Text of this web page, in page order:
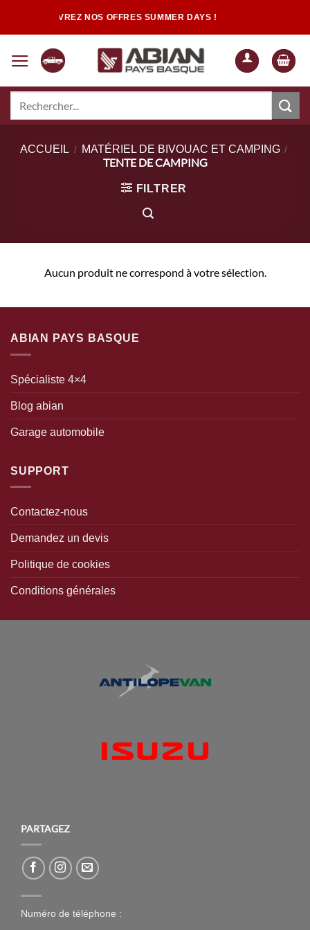
DÉCOUVREZ NOS OFFRES SUMMER DAYS !
Quand les résultats de l'auto-complétion sont disponibles, utilisez les
ACCUEIL / MATÉRIEL DE BIVOUAC ET CAMPING /
TENTE DE CAMPING
FILTRER
Aucun produit ne correspond à votre sélection.
ABIAN PAYS BASQUE
Spécialiste 4×4
Blog abian
Garage automobile
SUPPORT
Contactez-nous
Demandez un devis
Politique de cookies
Conditions générales
PARTAGEZ
Numéro de téléphone :